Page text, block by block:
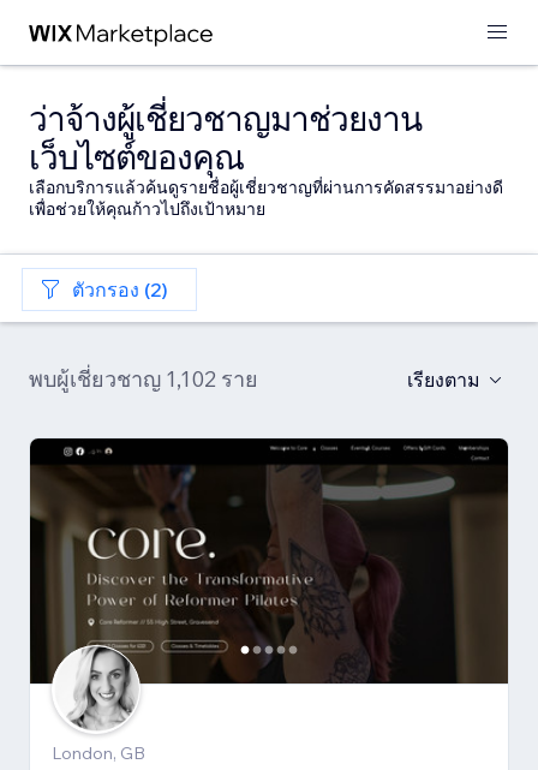
ว่าจ้างผู้เชี่ยวชาญมาช่วยงาน
เว็บไซต์ของคุณ
เลือกบริการแล้วค้นดูรายชื่อผู้เชี่ยวชาญที่ผ่านการคัดสรรมาอย่างดี
เพื่อช่วยให้คุณก้าวไปถึงเป้าหมาย
ตัวกรอง (2)
พบผู้เชี่ยวชาญ 1,102 ราย เรียงตาม
London, GB